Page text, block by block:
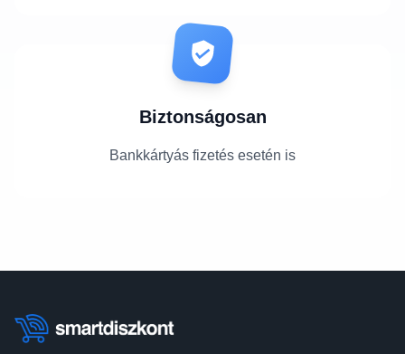
Biztonságosan
Bankkártyás fizetés esetén is